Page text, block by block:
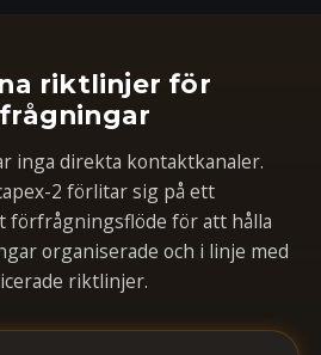
riktlinjer för
inga direkta kontaktkanaler.
2 förlitar sig på ett
för att hålla
organiserade och i linje med
riktlinjer.